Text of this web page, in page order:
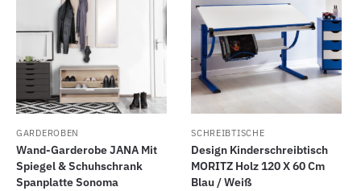
GARDEROBEN
Wand-Garderobe JANA Mit
Spiegel & Schuhschrank
Spanplatte Sonoma
SCHREIBTISCHE
Design Kinderschreibtisch
MORITZ Holz 120 X 60 Cm
Blau / Weiß